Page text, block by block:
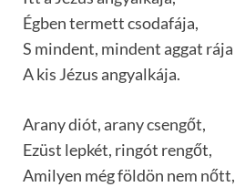
Égben termett csodafája,
S mindent, mindent aggat rája
A kis Jézus angyalkája.
Arany diót, arany csengőt,
Ezüst lepkét, ringót rengőt,
Amilyen még földön nem nőtt,